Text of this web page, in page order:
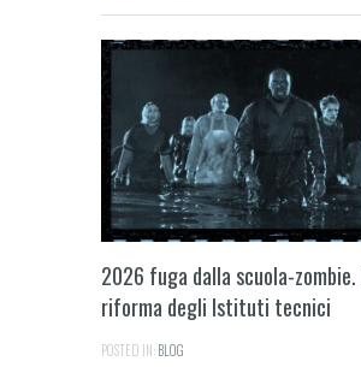
2026 fuga dalla scuola-zombie.
riforma degli Istituti tecnici
POSTED IN:BLOG